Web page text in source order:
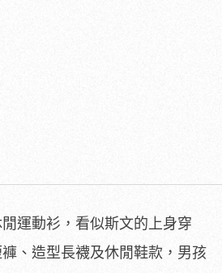
運動衫，看似斯文的上身穿
、造型長襪及休閒鞋款，男孩